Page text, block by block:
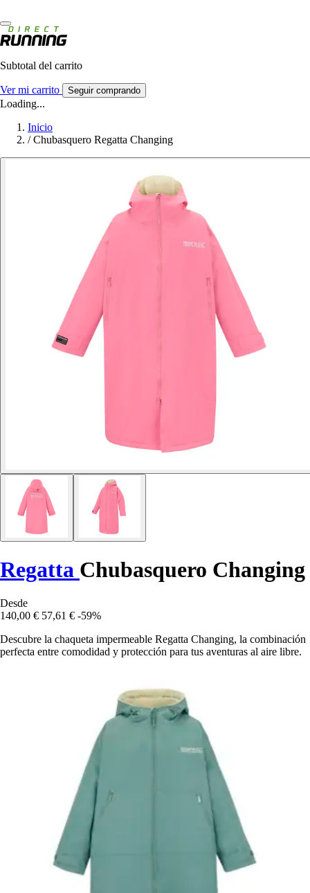
Subtotal del carrito
Ver mi carrito Seguir comprando
Loading...
Inicio
/ Chubasquero Regatta Changing
Regatta Chubasquero Changing
Desde
140,00 € 57,61 € -59%
Descubre la chaqueta impermeable Regatta Changing, la combinación
perfecta entre comodidad y protección para tus aventuras al aire libre.